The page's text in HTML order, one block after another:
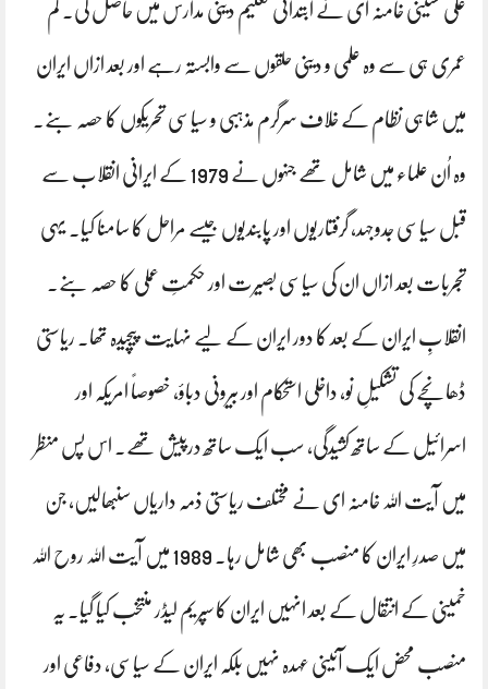
علی حسینی خامنہ ای نے ابتدائی تعلیم دینی مدارس میں حاصل کی۔ کم
عمری ہی سے وہ علمی و دینی حلقوں سے وابستہ رہے اور بعد ازاں ایران
میں شاہی نظام کے خلاف سرگرم مذہبی و سیاسی تحریکوں کا حصہ بنے۔
وہ اُن علماء میں شامل تھے جنہوں نے 1979 کے ایرانی انقلاب سے
قبل سیاسی جدوجہد، گرفتاریوں اور پابندیوں جیسے مراحل کا سامنا کیا۔ یہی
تجربات بعد ازاں ان کی سیاسی بصیرت اور حکمتِ عملی کا حصہ بنے۔
انقلابِ ایران کے بعد کا دور ایران کے لیے نہایت پیچیدہ تھا۔ ریاستی
ڈھانچے کی تشکیلِ نو، داخلی استحکام اور بیرونی دباؤ، خصوصاً امریکہ اور
اسرائیل کے ساتھ کشیدگی، سب ایک ساتھ درپیش تھے۔ اس پس منظر
میں آیت اللہ خامنہ ای نے مختلف ریاستی ذمہ داریاں سنبھالیں، جن
میں صدرِ ایران کا منصب بھی شامل رہا۔ 1989 میں آیت اللہ روح اللہ
خمینی کے انتقال کے بعد انہیں ایران کا سپریم لیڈر منتخب کیا گیا۔ یہ
منصب محض ایک آئینی عہدہ نہیں بلکہ ایران کے سیاسی، دفاعی اور